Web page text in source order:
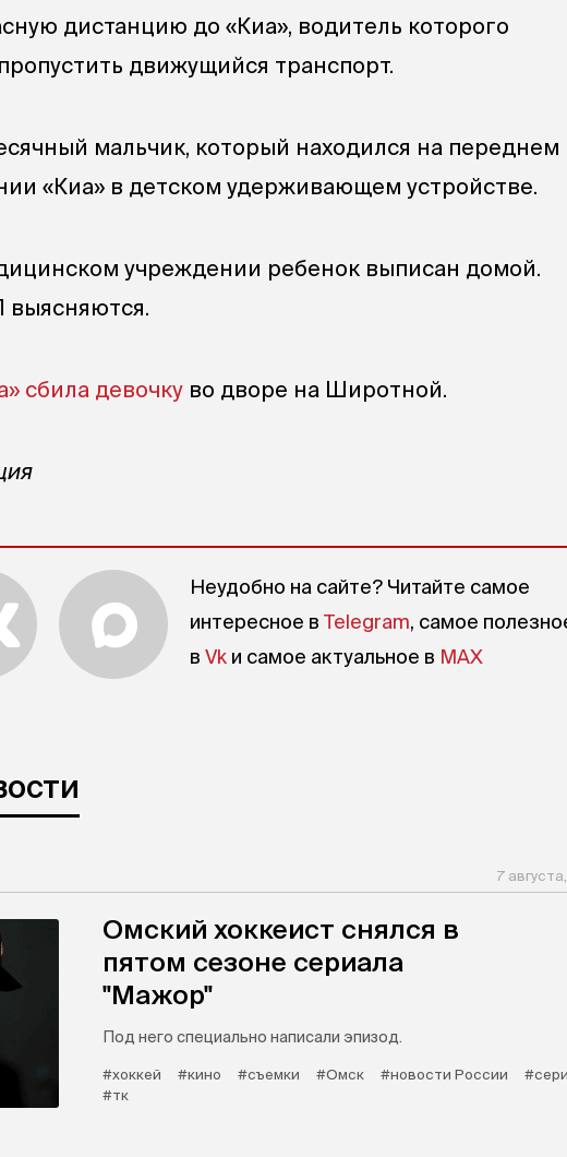
дистанцию до «Киа», водитель которого
движущийся транспорт.
мальчик, который находился на переднем
«Киа» в детском удерживающем устройстве.
учреждении ребенок выписан домой.
выясняются.
сбила девочку во дворе на Широтной.
Неудобно на сайте? Читайте самое
интересное в Telegram, самое
в Vk и самое актуальное в MAX
7
Омский хоккеист снялся в
пятом сезоне сериала
"Мажор"
Под него специально написали эпизод.
#хоккей #кино #съемки #Омск #новости России
#тк